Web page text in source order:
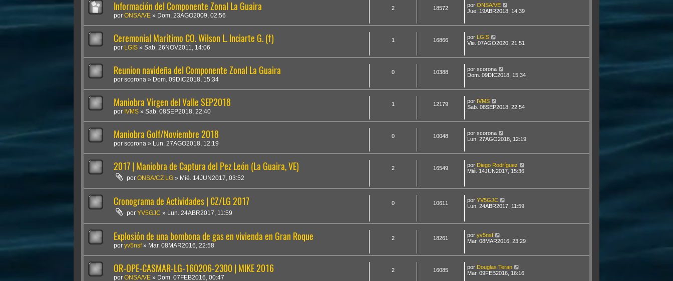
Información del Componente Zonal La Guaira
por ONSA/VE » Dom. 23AGO2009, 02:56
2 18572 por ONSA/VE
Jue. 19ABR2018, 14:39
Ceremonial Marítimo CO. Wilson L. Inciarte G. (†)
por LGIS » Sab. 26NOV2011, 14:06
1 16866 por LGIS
Vie. 07AGO2020, 21:51
Reunion navideña del Componente Zonal La Guaira
por scorona » Dom. 09DIC2018, 15:34
0 10388 por scorona
Dom. 09DIC2018, 15:34
Maniobra Virgen del Valle SEP2018
por IVMS » Sab. 08SEP2018, 22:40
1 12179 por IVMS
Sab. 08SEP2018, 22:54
Maniobra Golf/Noviembre 2018
por scorona » Lun. 27AGO2018, 12:19
0 10048 por scorona
Lun. 27AGO2018, 12:19
2017 | Maniobra de Captura del Pez León (La Guaira, VE)
porONSA/CZ LG » Mié. 14JUN2017, 03:52
2 16549 por Diego Rodríguez
Mié. 14JUN2017, 15:36
Cronograma de Actividades | CZ/LG 2017
porYV5GJC » Lun. 24ABR2017, 11:59
0 10611 por YV5GJC
Lun. 24ABR2017, 11:59
Explosión de una bombona de gas en vivienda en Gran Roque
por yv5nsf» Mar. 08MAR2016, 22:58
2 18261 por yv5nsf
Mar. 08MAR2016, 23:29
OR-OPE-CASMAR-LG-160206-2300 | MIKE 2016
por ONSA/VE » Dom. 07FEB2016, 00:47
2 16085 por Douglas Teran
Mar. 09FEB2016, 16:16